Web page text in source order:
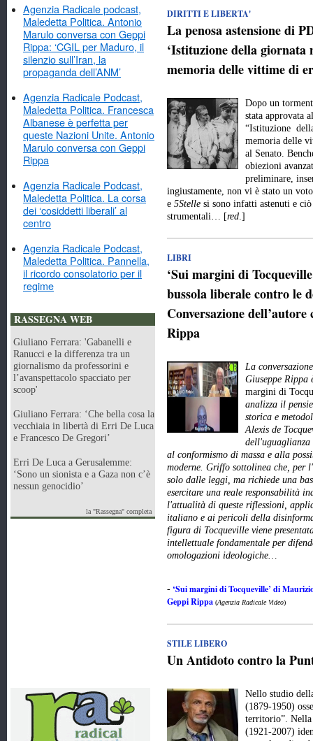
Agenzia Radicale podcast,
Maledetta Politica. Antonio
Marulo conversa con Geppi
Rippa: ‘CGIL per Maduro, il
silenzio sull’Iran, la
propaganda dell’ANM’
Agenzia Radicale Podcast,
Maledetta Politica. Francesca
Albanese è perfetta per
queste Nazioni Unite. Antonio
Marulo conversa con Geppi
Rippa
Agenzia Radicale Podcast,
Maledetta Politica. La corsa
dei ‘cosiddetti liberali’ al
centro
Agenzia Radicale Podcast,
Maledetta Politica. Pannella,
il ricordo consolatorio per il
regime
RASSEGNA WEB
Giuliano Ferrara: 'Gabanelli e
Ranucci e la differenza tra un
giornalismo da professorini e
l’avanspettacolo spacciato per
scoop'
Giuliano Ferrara: ‘Che bella cosa la
vecchiaia in libertà di Erri De Luca
e Francesco De Gregori’
Erri De Luca a Gerusalemme:
‘Sono un sionista e a Gaza non c’è
nessun genocidio’
la "Rassegna" completa
DIRITTI E LIBERTA'
La penosa astensione di
‘Istituzione della
memoria delle vittime di
Dopo un
stata approvata
“Istituzione
memoria delle
al Senato.
obiezioni
preliminare,
ingiustamente, non vi è stato un
e 5Stelle si sono infatti astenuti e
strumentali… [red.]
LIBRI
‘Sui margini di
bussola liberale contro le
Conversazione
Rippa
La
Giuseppe
margini di
analizza il
storica e
Alexis de
dell'uguaglianza
al conformismo di massa e alla
moderne. Griffo sottolinea che, per
solo dalle leggi, ma richiede una
esercitare una reale responsabilità
l'attualità di queste riflessioni,
italiano e ai pericoli della
figura di Tocqueville viene
intellettuale fondamentale per
omologazioni ideologiche…
- ‘Sui margini di Tocqueville’ di
Geppi Rippa (Agenzia Radicale Video)
STILE LIBERO
Un Antidoto contro la
Nello studio
(1879-1950)
territorio”. Nella
(1921-2007)